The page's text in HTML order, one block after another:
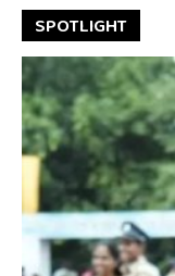
SPOTLIGHT